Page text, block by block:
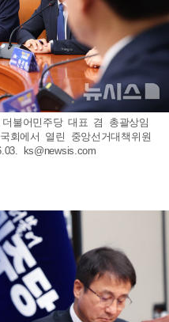
불어민주당 대표 겸 총괄상임
회에서 열린 중앙선거대책위원
ks@newsis.com